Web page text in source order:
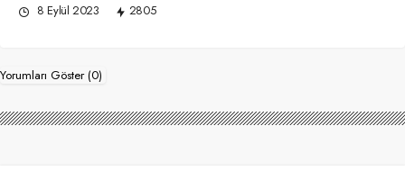
8 Eylül 2023 2805
Yorumları Göster (0)